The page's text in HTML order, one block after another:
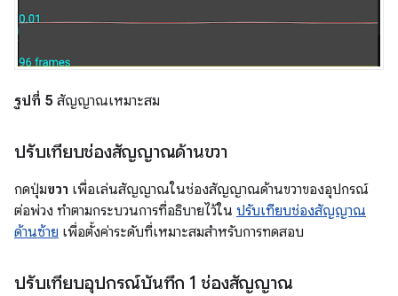
รูปที่ 5 สัญญาณเหมาะสม
ปรับเทียบช่องสัญญาณด้านขวา
กดปุ่มขวา เพื่อเล่นสัญญาณในช่องสัญญาณด้านขวาของอุปกรณ์
ต่อพ่วง ทำตามกระบวนการที่อธิบายไว้ใน ปรับเทียบช่องสัญญาณ
ด้านซ้าย เพื่อตั้งค่าระดับที่เหมาะสมสำหรับการทดสอบ
ปรับเทียบอุปกรณ์บันทึก 1 ช่องสัญญาณ